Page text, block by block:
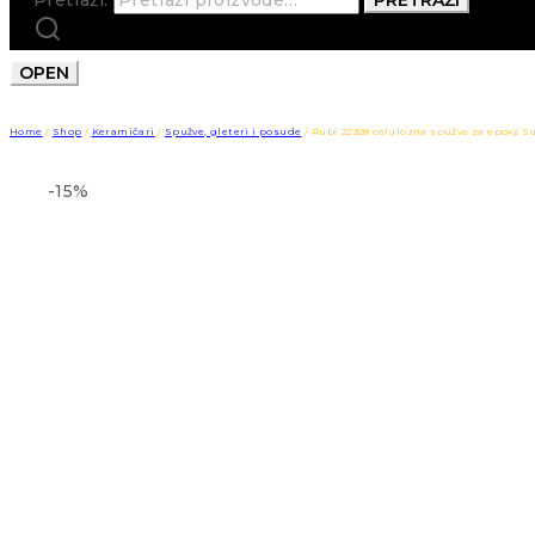
OPEN
Home / Shop / Keramičari / Spužve, gleteri i posude / Rubi 22928 celulozna spužva za epoxy
-15%